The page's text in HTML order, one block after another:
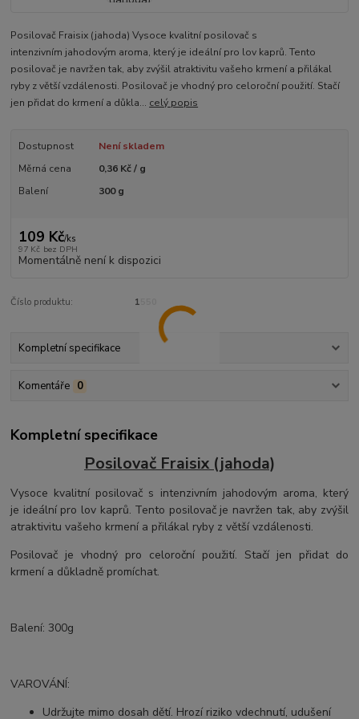
Posilovač Fraisix (jahoda) Vysoce kvalitní posilovač s
intenzivním jahodovým aroma, který je ideální pro lov kaprů. Tento
posilovač je navržen tak, aby zvýšil atraktivitu vašeho krmení a přilákal
ryby z větší vzdálenosti. Posilovač je vhodný pro celoroční použití. Stačí
jen přidat do krmení a důkla... celý popis
Dostupnost
Není skladem
Měrná cena
0,36 Kč / g
Balení
300 g
109 Kč/ks
97 Kč bez DPH
Momentálně není k dispozici
Číslo produktu: 1550
Kompletní specifikace
Komentáře 0
Kompletní specifikace
Posilovač Fraisix (jahoda)
Vysoce kvalitní posilovač s intenzivním jahodovým aroma, který
je ideální pro lov kaprů. Tento posilovač je navržen tak, aby zvýšil
atraktivitu vašeho krmení a přilákal ryby z větší vzdálenosti.
Posilovač je vhodný pro celoroční použití. Stačí jen přidat do
krmení a důkladně promíchat.
Balení: 300g
VAROVÁNÍ:
Udržujte mimo dosah dětí. Hrozí riziko vdechnutí, udušení